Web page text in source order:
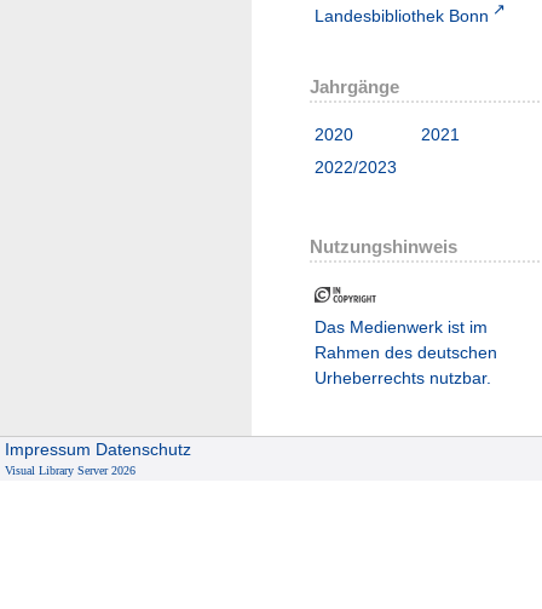
Landesbibliothek Bonn
Jahrgänge
2020
2021
2022/2023
Nutzungshinweis
Das Medienwerk ist im
Rahmen des deutschen
Urheberrechts nutzbar.
Impressum Datenschutz
Visual Library Server 2026